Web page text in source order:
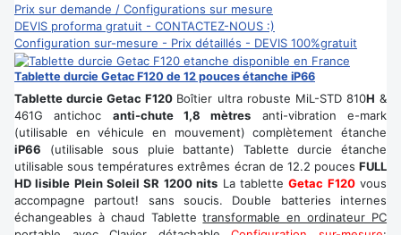
Prix sur demande / Configurations sur mesure
DEVIS proforma gratuit - CONTACTEZ-NOUS :)
Configuration sur-mesure - Prix détaillés - DEVIS 100%gratuit
Tablette durcie Getac F120 de 12 pouces étanche iP66
Tablette durcie Getac F120 Boîtier ultra robuste MiL-STD 810H &
461G antichoc anti-chute 1,8 mètres anti-vibration e-mark
(utilisable en véhicule en mouvement) complètement étanche
iP66 (utilisable sous pluie battante) Tablette durcie étanche
utilisable sous températures extrêmes écran de 12.2 pouces FULL
HD lisible Plein Soleil SR 1200 nits La tabletteGetac F120vous
accompagne partout! sans soucis. Double batteries internes
échangeables à chaud Tablettetransformable en ordinateur PC